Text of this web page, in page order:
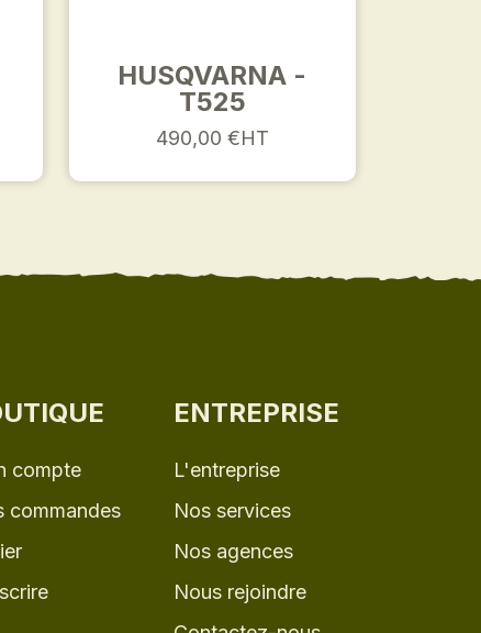
HUSQVARNA -
T525
490,00 €HT
compte
commandes
ENTREPRISE
L'entreprise
Nos services
Nos agences
Nous rejoindre